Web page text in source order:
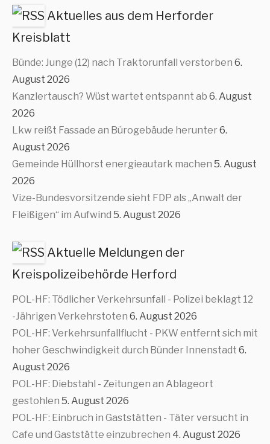
Aktuelles aus dem Herforder
Kreisblatt
Bünde: Junge (12) nach Traktorunfall verstorben 6.
August 2026
Kanzlertausch? Wüst wartet entspannt ab 6. August
2026
Lkw reißt Fassade an Bürogebäude herunter6.
August 2026
Gemeinde Hüllhorst energieautark machen 5. August
2026
Vize-Bundesvorsitzende sieht FDP als „Anwalt der
Fleißigen“ im Aufwind 5. August 2026
Aktuelle Meldungen der
Kreispolizeibehörde Herford
POL-HF: Tödlicher Verkehrsunfall - Polizei beklagt 12
-Jährigen Verkehrstoten 6. August 2026
POL-HF: Verkehrsunfallflucht - PKW entfernt sich mit
hoher Geschwindigkeit durch Bünder Innenstadt 6.
August 2026
POL-HF: Diebstahl - Zeitungen an Ablageort
gestohlen 5. August 2026
POL-HF: Einbruch in Gaststätten - Täter versucht in
Cafe und Gaststätte einzubrechen 4. August 2026